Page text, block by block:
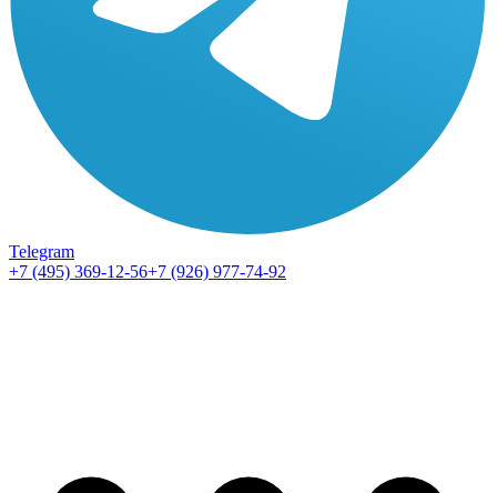
Telegram
+7 (495) 369-12-56+7 (926) 977-74-92